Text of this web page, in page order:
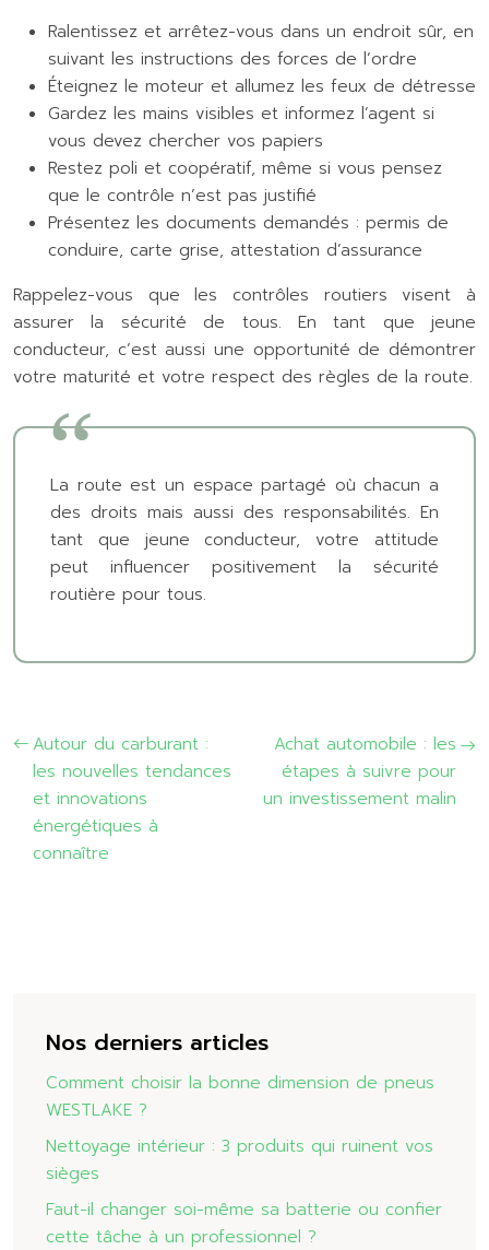
Ralentissez et arrêtez-vous dans un endroit sûr, en
suivant les instructions des forces de l’ordre
Éteignez le moteur et allumez les feux de détresse
Gardez les mains visibles et informez l’agent si
vous devez chercher vos papiers
Restez poli et coopératif, même si vous pensez
que le contrôle n’est pas justifié
Présentez les documents demandés : permis de
conduire, carte grise, attestation d’assurance
Rappelez-vous que les contrôles routiers visent à
assurer la sécurité de tous. En tant que jeune
conducteur, c’est aussi une opportunité de démontrer
votre maturité et votre respect des règles de la route.
La route est un espace partagé où chacun a
des droits mais aussi des responsabilités. En
tant que jeune conducteur, votre attitude
peut influencer positivement la sécurité
routière pour tous.
Autour du carburant :
les nouvelles tendances
et innovations
énergétiques à
connaître
Achat automobile : les
étapes à suivre pour
un investissement malin
Nos derniers articles
Comment choisir la bonne dimension de pneus
WESTLAKE ?
Nettoyage intérieur : 3 produits qui ruinent vos
sièges
Faut-il changer soi-même sa batterie ou confier
cette tâche à un professionnel ?